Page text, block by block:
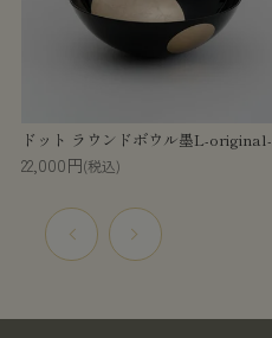
ドット ラウンドボウル墨L-original-
22,000円(税込)